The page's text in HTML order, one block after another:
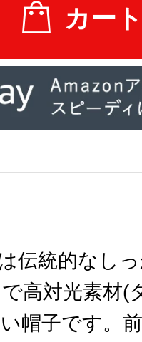
伝統的なし
高対光素材(
帽子です。